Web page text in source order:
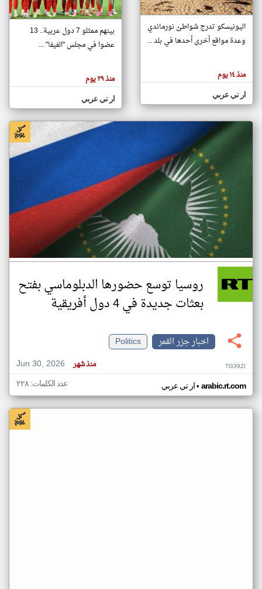
تغيير الدولة
اخبار جزر القمر على مدار الساعة
أهم اخبار جزر القمر العاجلة والمباشرة
هنا عن
وجهة
كاتبيها.
اليونيسكو تدرج شواطئ نورماندي
وعدة مواقع أخرى أحدها في بلد ...
منذ ١٤ يوم
ار تي عربي
بينهم ممثلو 7 دول عربية.. 13
عضوا في مجلس "الفيفا" ...
منذ ٢٩ يوم
ار تي عربي
روسيا توسع حضورها الدبلوماسي بفتح
بعثات جديدة في 4 دول أفريقية
اخبار جزر القمر
Politics
Jun 30, 2026
منذ شهر TG39ZI
ار تي عربي• arabic.rt.com عدد الكلمات: ٢٢٨
klyoum.com